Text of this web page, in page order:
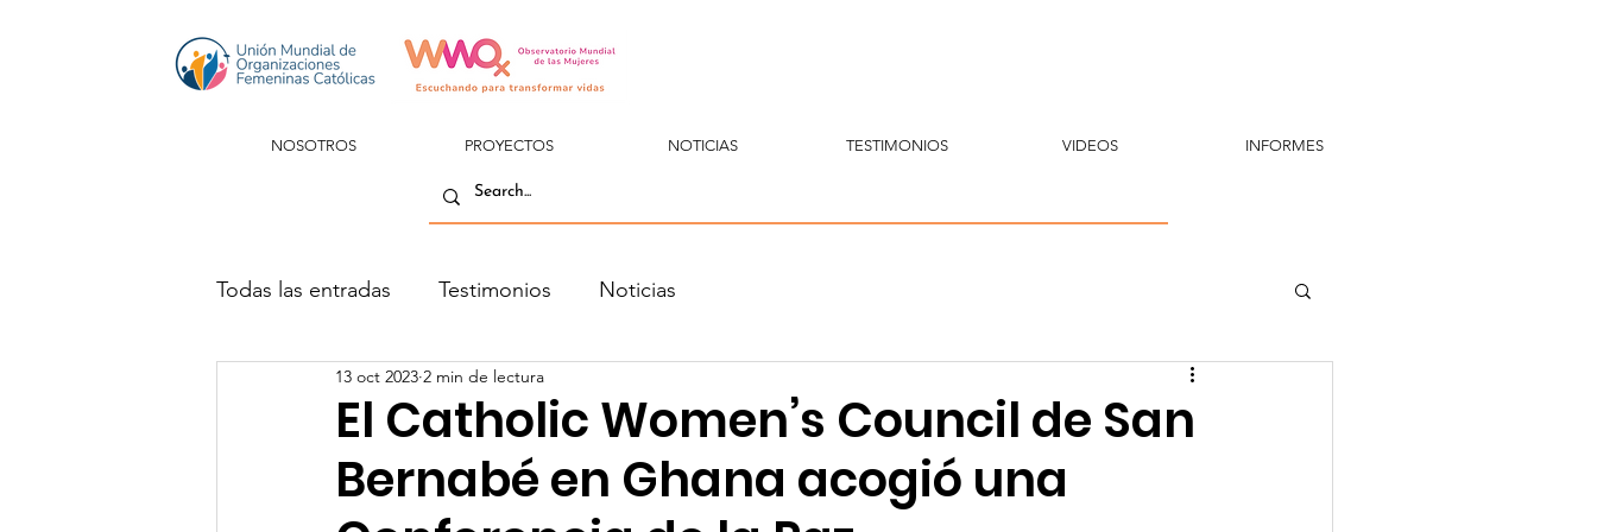
NOSOTROS PROYECTOS NOTICIAS TESTIMONIOS VIDEOS INFORMES
Todas las entradas Testimonios Noticias
El Catholic Women’s Council de San
Bernabé en Ghana acogió una
13 oct 2023 2 min de lectura